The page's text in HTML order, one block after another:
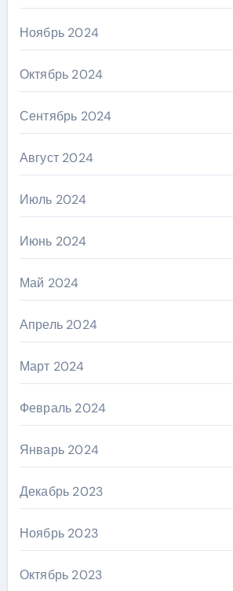
Ноябрь 2024
Октябрь 2024
Сентябрь 2024
Август 2024
Июль 2024
Июнь 2024
Май 2024
Апрель 2024
Март 2024
Февраль 2024
Январь 2024
Декабрь 2023
Ноябрь 2023
Октябрь 2023